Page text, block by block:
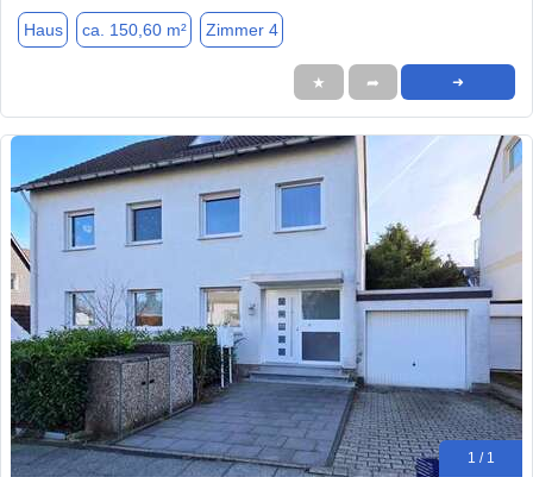
Haus ca. 150,60 m² Zimmer 4
★ ➦ ➜
1 / 1